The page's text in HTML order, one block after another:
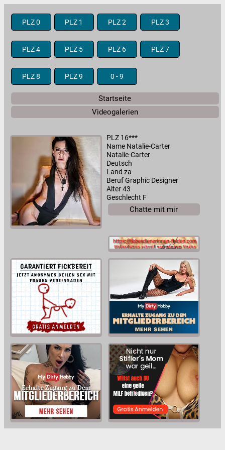
PLZ 0 PLZ 1 PLZ 2 PLZ 3
PLZ 4 PLZ 5 PLZ 6 PLZ 7
PLZ 8 PLZ 9 0 - 9
Startseite
Videogalerien
PLZ 16***
Name Natalie-Carter
Natalie-Carter
Deutsch
Land za
Beruf Graphic Designer
Alter 43
Geschlecht F
Chatte mit mir